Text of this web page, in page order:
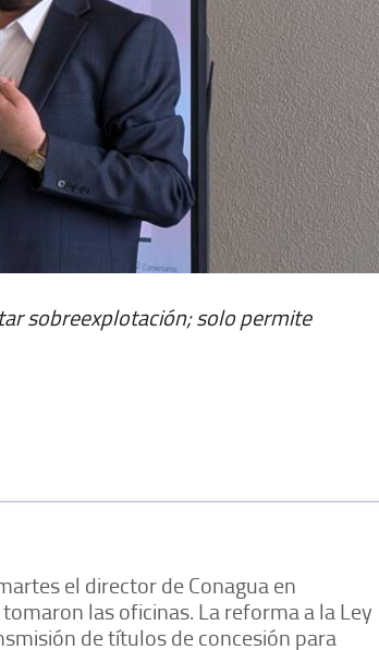
sobreexplotación; solo permite
el director de Conagua en
las oficinas. La reforma a la Ley
de títulos de concesión para